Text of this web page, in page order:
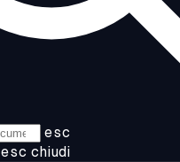
esc
esc chiudi